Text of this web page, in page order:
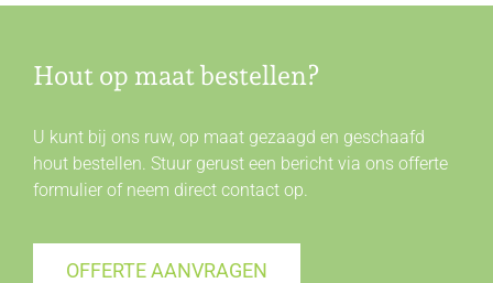
Hout op maat bestellen?
U kunt bij ons ruw, op maat gezaagd en geschaafd
hout bestellen. Stuur gerust een bericht via ons offerte
formulier of neem direct contactop.
OFFERTE AANVRAGEN